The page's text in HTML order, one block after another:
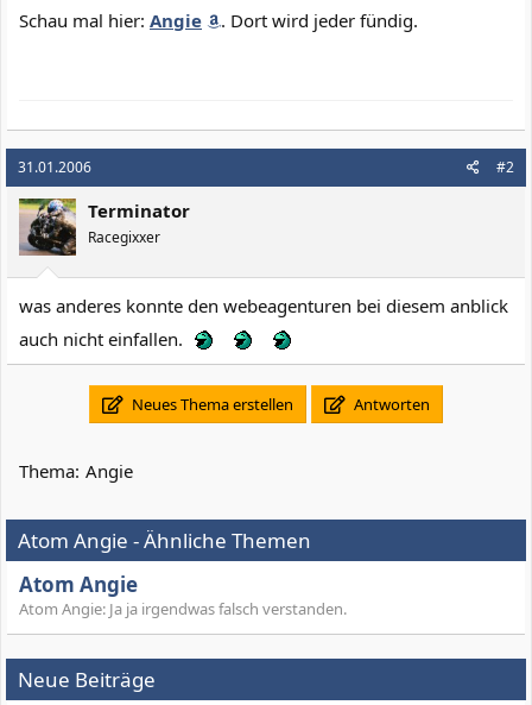
Schau mal hier: Angie . Dort wird jeder fündig.
31.01.2006 #2
Terminator
Racegixxer
was anderes konnte den webeagenturen bei diesem anblick
auch nicht einfallen.
Neues Thema erstellen Antworten
Thema: Angie
Atom Angie - Ähnliche Themen
Atom Angie
Atom Angie: Ja ja irgendwas falsch verstanden.
Neue Beiträge